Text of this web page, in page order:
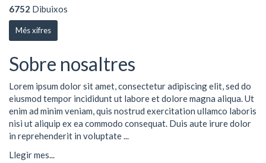
6752 Dibuixos
Més xifres
Sobre nosaltres
Lorem ipsum dolor sit amet, consectetur adipiscing elit, sed do
eiusmod tempor incididunt ut labore et dolore magna aliqua. Ut
enim ad minim veniam, quis nostrud exercitation ullamco laboris
nisi ut aliquip ex ea commodo consequat. Duis aute irure dolor
in reprehenderit in voluptate ...
Llegir mes...